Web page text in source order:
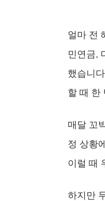
얼마 전
민연금,
했습니
할 때 한
매달 꼬
정 상황
이럴 때
하지만